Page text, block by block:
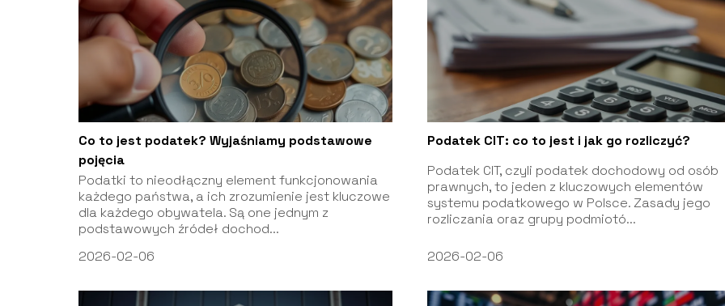
Co to jest podatek? Wyjaśniamy podstawowe
pojęcia
Podatki to nieodłączny element funkcjonowania
każdego państwa, a ich zrozumienie jest kluczowe
dla każdego obywatela. Są one jednym z
podstawowych źródeł dochod...
2026-02-06
Podatek CIT: co to jest i jak go rozliczyć?
Podatek CIT, czyli podatek dochodowy od osób
prawnych, to jeden z kluczowych elementów
systemu podatkowego w Polsce. Zasady jego
rozliczania oraz grupy podmiotó...
2026-02-06